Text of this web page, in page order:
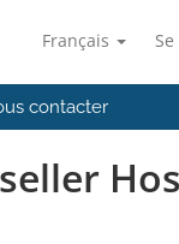
Français
contacter